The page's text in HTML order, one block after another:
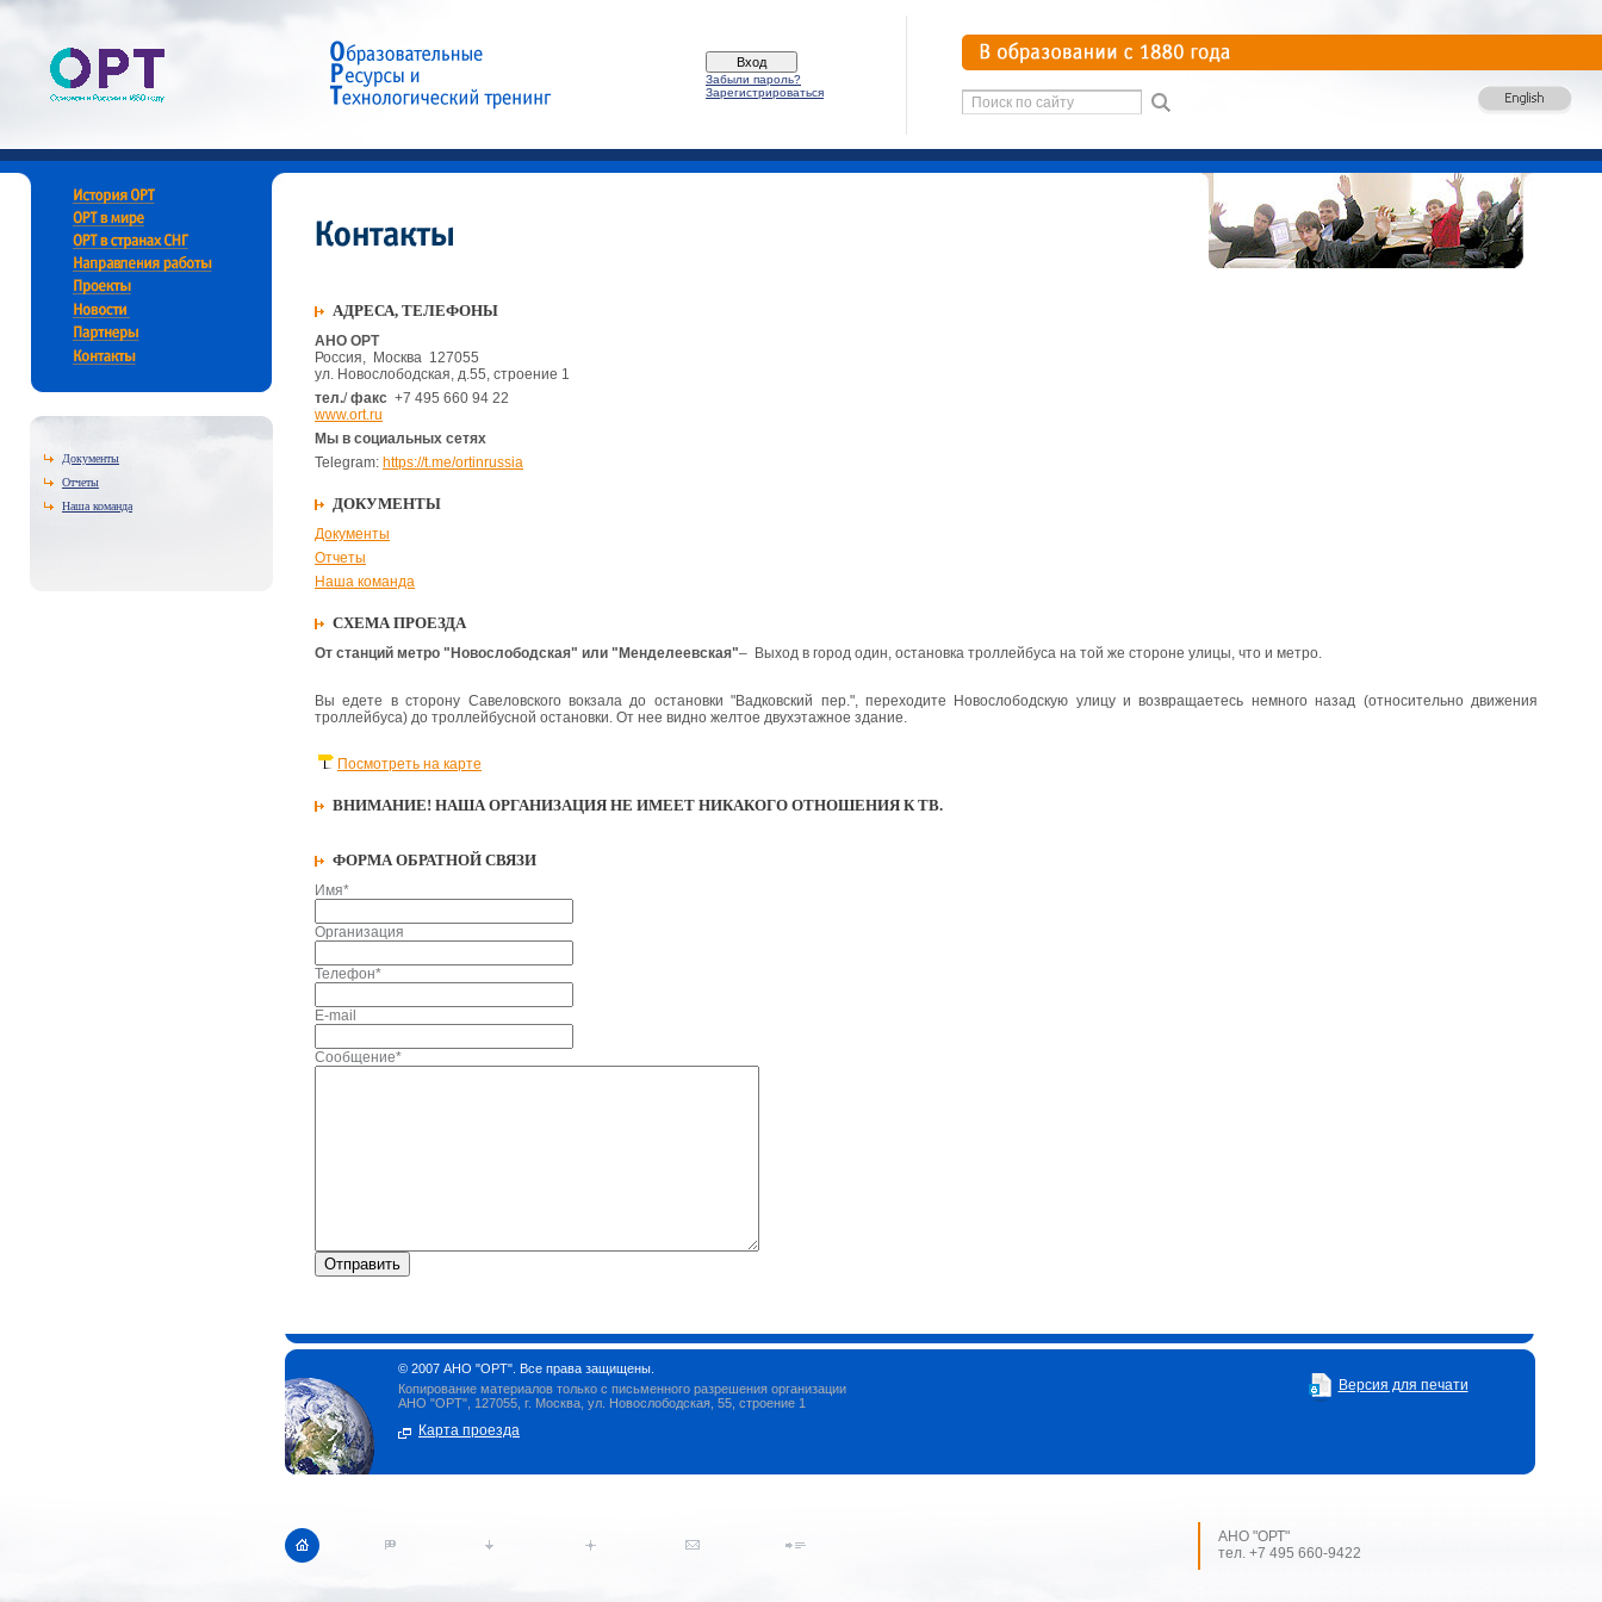
Забыли пароль?
Зарегистрироваться
Документы
Отчеты
Наша команда
АДРЕСА, ТЕЛЕФОНЫ
АНО ОРТ
Россия, Москва 127055
ул. Новослободская, д.55, строение 1
тел./факс +7 495 660 94 22
www.ort.ru
Мы в социальных сетях
Telegram: https://t.me/ortinrussia
ДОКУМЕНТЫ
Документы
Отчеты
Наша команда
СХЕМА ПРОЕЗДА
От станций метро "Новослободская" или "Менделеевская"– Выход в город один, остановка троллейбуса на той же стороне улицы, что и метро.
Вы едете в сторону Савеловского вокзала до остановки "Вадковский пер.", переходите Новослободскую улицу и возвращаетесь немного назад (относительно движения
троллейбуса) до троллейбусной остановки. От нее видно желтое двухэтажное здание.
Посмотреть на карте
ВНИМАНИЕ! НАША ОРГАНИЗАЦИЯ НЕ ИМЕЕТ НИКАКОГО ОТНОШЕНИЯ К ТВ.
ФОРМА ОБРАТНОЙ СВЯЗИ
Имя*
Организация
Телефон*
E-mail
Сообщение*
© 2007 АНО "ОРТ". Все права защищены.
Копирование материалов только с письменного разрешения организации
АНО "ОРТ", 127055, г. Москва, ул. Новослободская, 55, строение 1
Карта проезда
Версия для печати
АНО "ОРТ"
тел. +7 495 660-9422